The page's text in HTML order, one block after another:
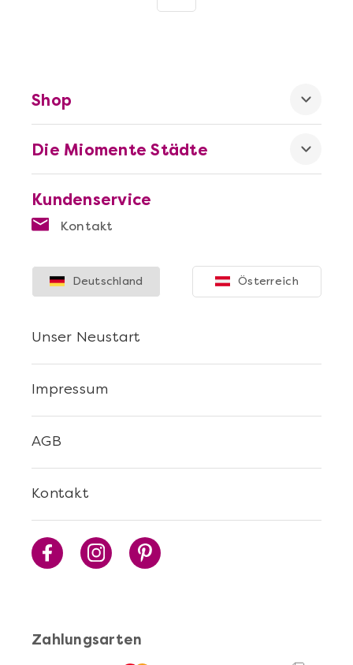
Kundenservice
Kontakt
Die Miomente Städte
Shop
Zahlungsarten
Kontakt
AGB
Impressum
Unser Neustart
Deutschland Österreich